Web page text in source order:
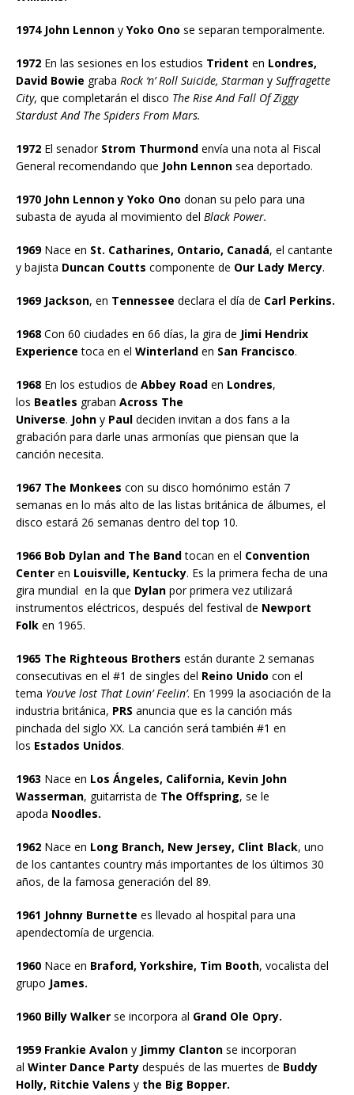
1974 John Lennon y Yoko Ono se separan temporalmente.
1972 En las sesiones en los estudios Trident en Londres,
David Bowie graba Rock ‘n’ Roll Suicide, Starman y Suffragette
City, que completarán el disco The Rise And Fall Of Ziggy
Stardust And The Spiders From Mars.
1972 El senador Strom Thurmond envía una nota al Fiscal
General recomendando que John Lennon sea deportado.
1970 John Lennon y Yoko Ono donan su pelo para una
subasta de ayuda al movimiento del Black Power.
1969Nace en St. Catharines, Ontario, Canadá, el cantante
y bajista Duncan Coutts componente de Our Lady Mercy.
1969 Jackson, en Tennessee declara el día de Carl Perkins.
1968 Con 60 ciudades en 66 días, la gira de Jimi Hendrix
Experience toca en el Winterland en San Francisco.
1968 En los estudios de Abbey Road en Londres,
los Beatles graban Across The
Universe. John y Paul deciden invitan a dos fans a la
grabación para darle unas armonías que piensan que la
canción necesita.
1967 The Monkees con su disco homónimo están 7
semanas en lo más alto de las listas británica de álbumes, el
disco estará 26 semanas dentro del top 10.
1966 Bob Dylan and The Bandtocan en el Convention
Center en Louisville, Kentucky. Es la primera fecha de una
gira mundial en la que Dylan por primera vez utilizará
instrumentos eléctricos, después del festival de Newport
Folk en 1965.
1965 The Righteous Brothers están durante 2 semanas
consecutivas en el #1 de singles del Reino Unido con el
tema You’ve lost That Lovin’ Feelin’. En 1999 la asociación de la
industria británica, PRS anuncia que es la canción más
pinchada del siglo XX. La canción será también #1 en
los Estados Unidos.
1963 Nace en Los Ángeles, California, Kevin John
Wasserman, guitarrista de The Offspring, se le
apoda Noodles.
1962 Nace en Long Branch, New Jersey, Clint Black, uno
de los cantantes country más importantes de los últimos 30
años, de la famosa generación del 89.
1961 Johnny Burnette es llevado al hospital para una
apendectomía de urgencia.
1960 Nace en Braford, Yorkshire, Tim Booth, vocalista del
grupo James.
1960 Billy Walker se incorpora al Grand Ole Opry.
1959 Frankie Avalon y Jimmy Clanton se incorporan
al Winter Dance Party después de las muertes de Buddy
Holly, Ritchie Valens y the Big Bopper.